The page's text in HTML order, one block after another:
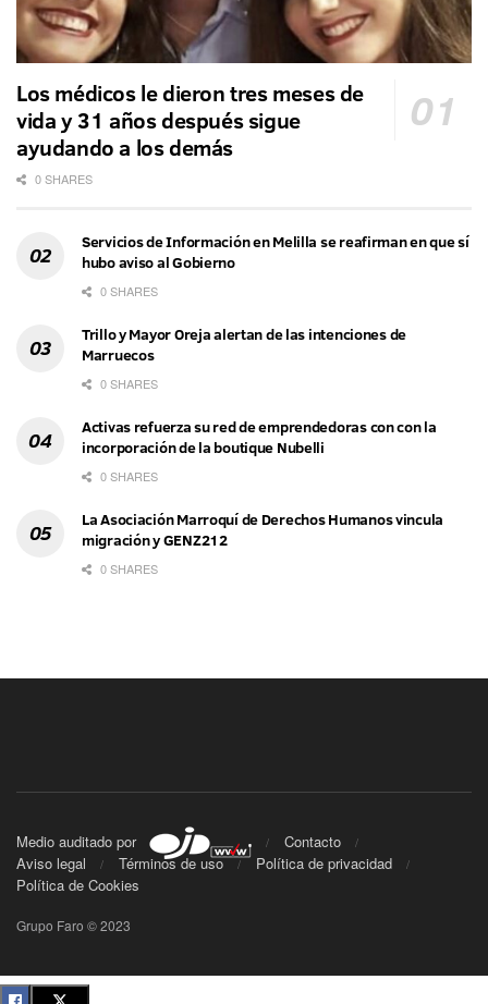
Los médicos le dieron tres meses de
vida y 31 años después sigue
ayudando a los demás
0 SHARES
Servicios de Información en Melilla se reafirman en que sí
hubo aviso al Gobierno
0 SHARES
Trillo y Mayor Oreja alertan de las intenciones de
Marruecos
0 SHARES
Activas refuerza su red de emprendedoras con con la
incorporación de la boutique Nubelli
0 SHARES
La Asociación Marroquí de Derechos Humanos vincula
migración y GENZ212
0 SHARES
Medio auditado por
Contacto
Aviso legal
Términos de uso
Política de privacidad
Política de Cookies
Grupo Faro © 2023